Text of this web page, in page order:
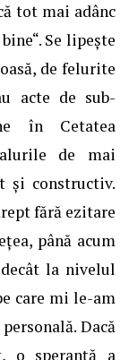
tot mai adânc
Se lipeşte
de felurite
acte de sub-
în Cetatea
de mai
şi constructiv.
fără ezitare
până acum
la nivelul
care mi le-am
Dacă
o speranță a